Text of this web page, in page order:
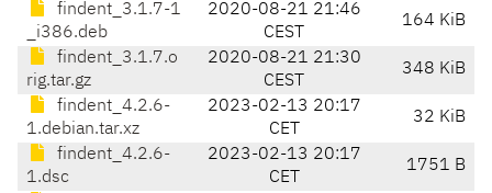
findent_3.1.7-1
_i386.deb
2020-08-21 21:46
CEST
164 KiB
findent_3.1.7.o
rig.tar.gz
2020-08-21 21:30
CEST
348 KiB
findent_4.2.6-
1.debian.tar.xz
2023-02-13 20:17
CET
32 KiB
findent_4.2.6-
1.dsc
2023-02-13 20:17
CET
1751 B